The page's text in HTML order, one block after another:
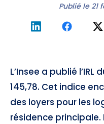
Publié le 21
L’Insee a publié
145,78. Cet indice
des loyers pour les
résidence principale.